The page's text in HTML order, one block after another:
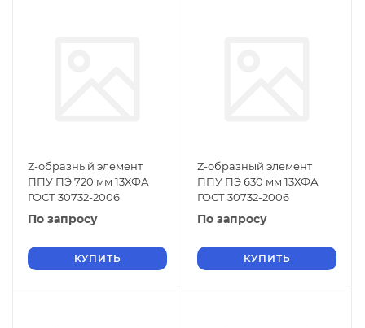
Z-образный элемент
ППУ ПЭ 720 мм 13ХФА
ГОСТ 30732-2006
По запросу
КУПИТЬ
Z-образный элемент
ППУ ПЭ 630 мм 13ХФА
ГОСТ 30732-2006
По запросу
КУПИТЬ